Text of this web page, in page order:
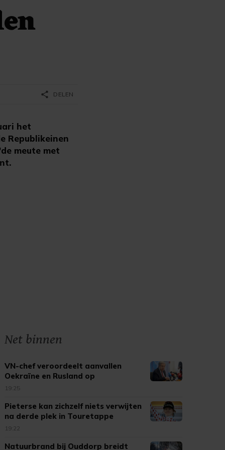
het
Republikeinen
meute met
share DELEN
Net binnen
VN-chef veroordeelt aanvallen
Oekraïne en Rusland op
burgerdoelen
19:25
Pieterse kan zichzelf niets verwijten
na derde plek in Touretappe
19:22
Natuurbrand bij Ouddorp breidt